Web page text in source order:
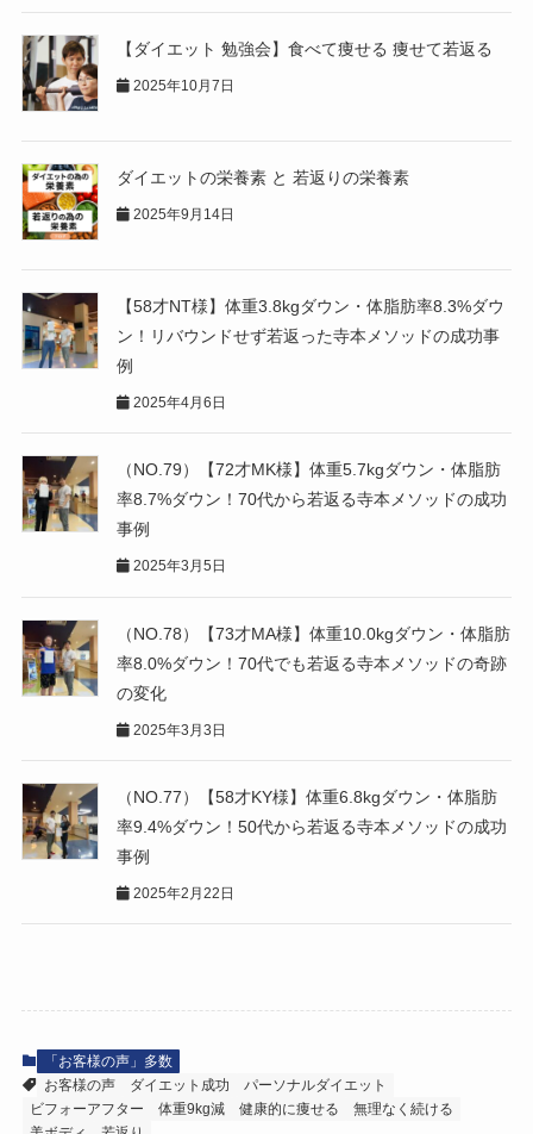
【ダイエット 勉強会】食べて痩せる 痩せて若返る
2025年10月7日
ダイエットの栄養素 と 若返りの栄養素
2025年9月14日
【58才NT様】体重3.8kgダウン・体脂肪率8.3%ダウ
ン！リバウンドせず若返った寺本メソッドの成功事
例
2025年4月6日
（NO.79）【72才MK様】体重5.7kgダウン・体脂肪
率8.7%ダウン！70代から若返る寺本メソッドの成功
事例
2025年3月5日
（NO.78）【73才MA様】体重10.0kgダウン・体脂肪
率8.0%ダウン！70代でも若返る寺本メソッドの奇跡
の変化
2025年3月3日
（NO.77）【58才KY様】体重6.8kgダウン・体脂肪
率9.4%ダウン！50代から若返る寺本メソッドの成功
事例
2025年2月22日
「お客様の声」多数
お客様の声
ダイエット成功
パーソナルダイエット
ビフォーアフター
体重9kg減 健康的に痩せる
無理なく続ける